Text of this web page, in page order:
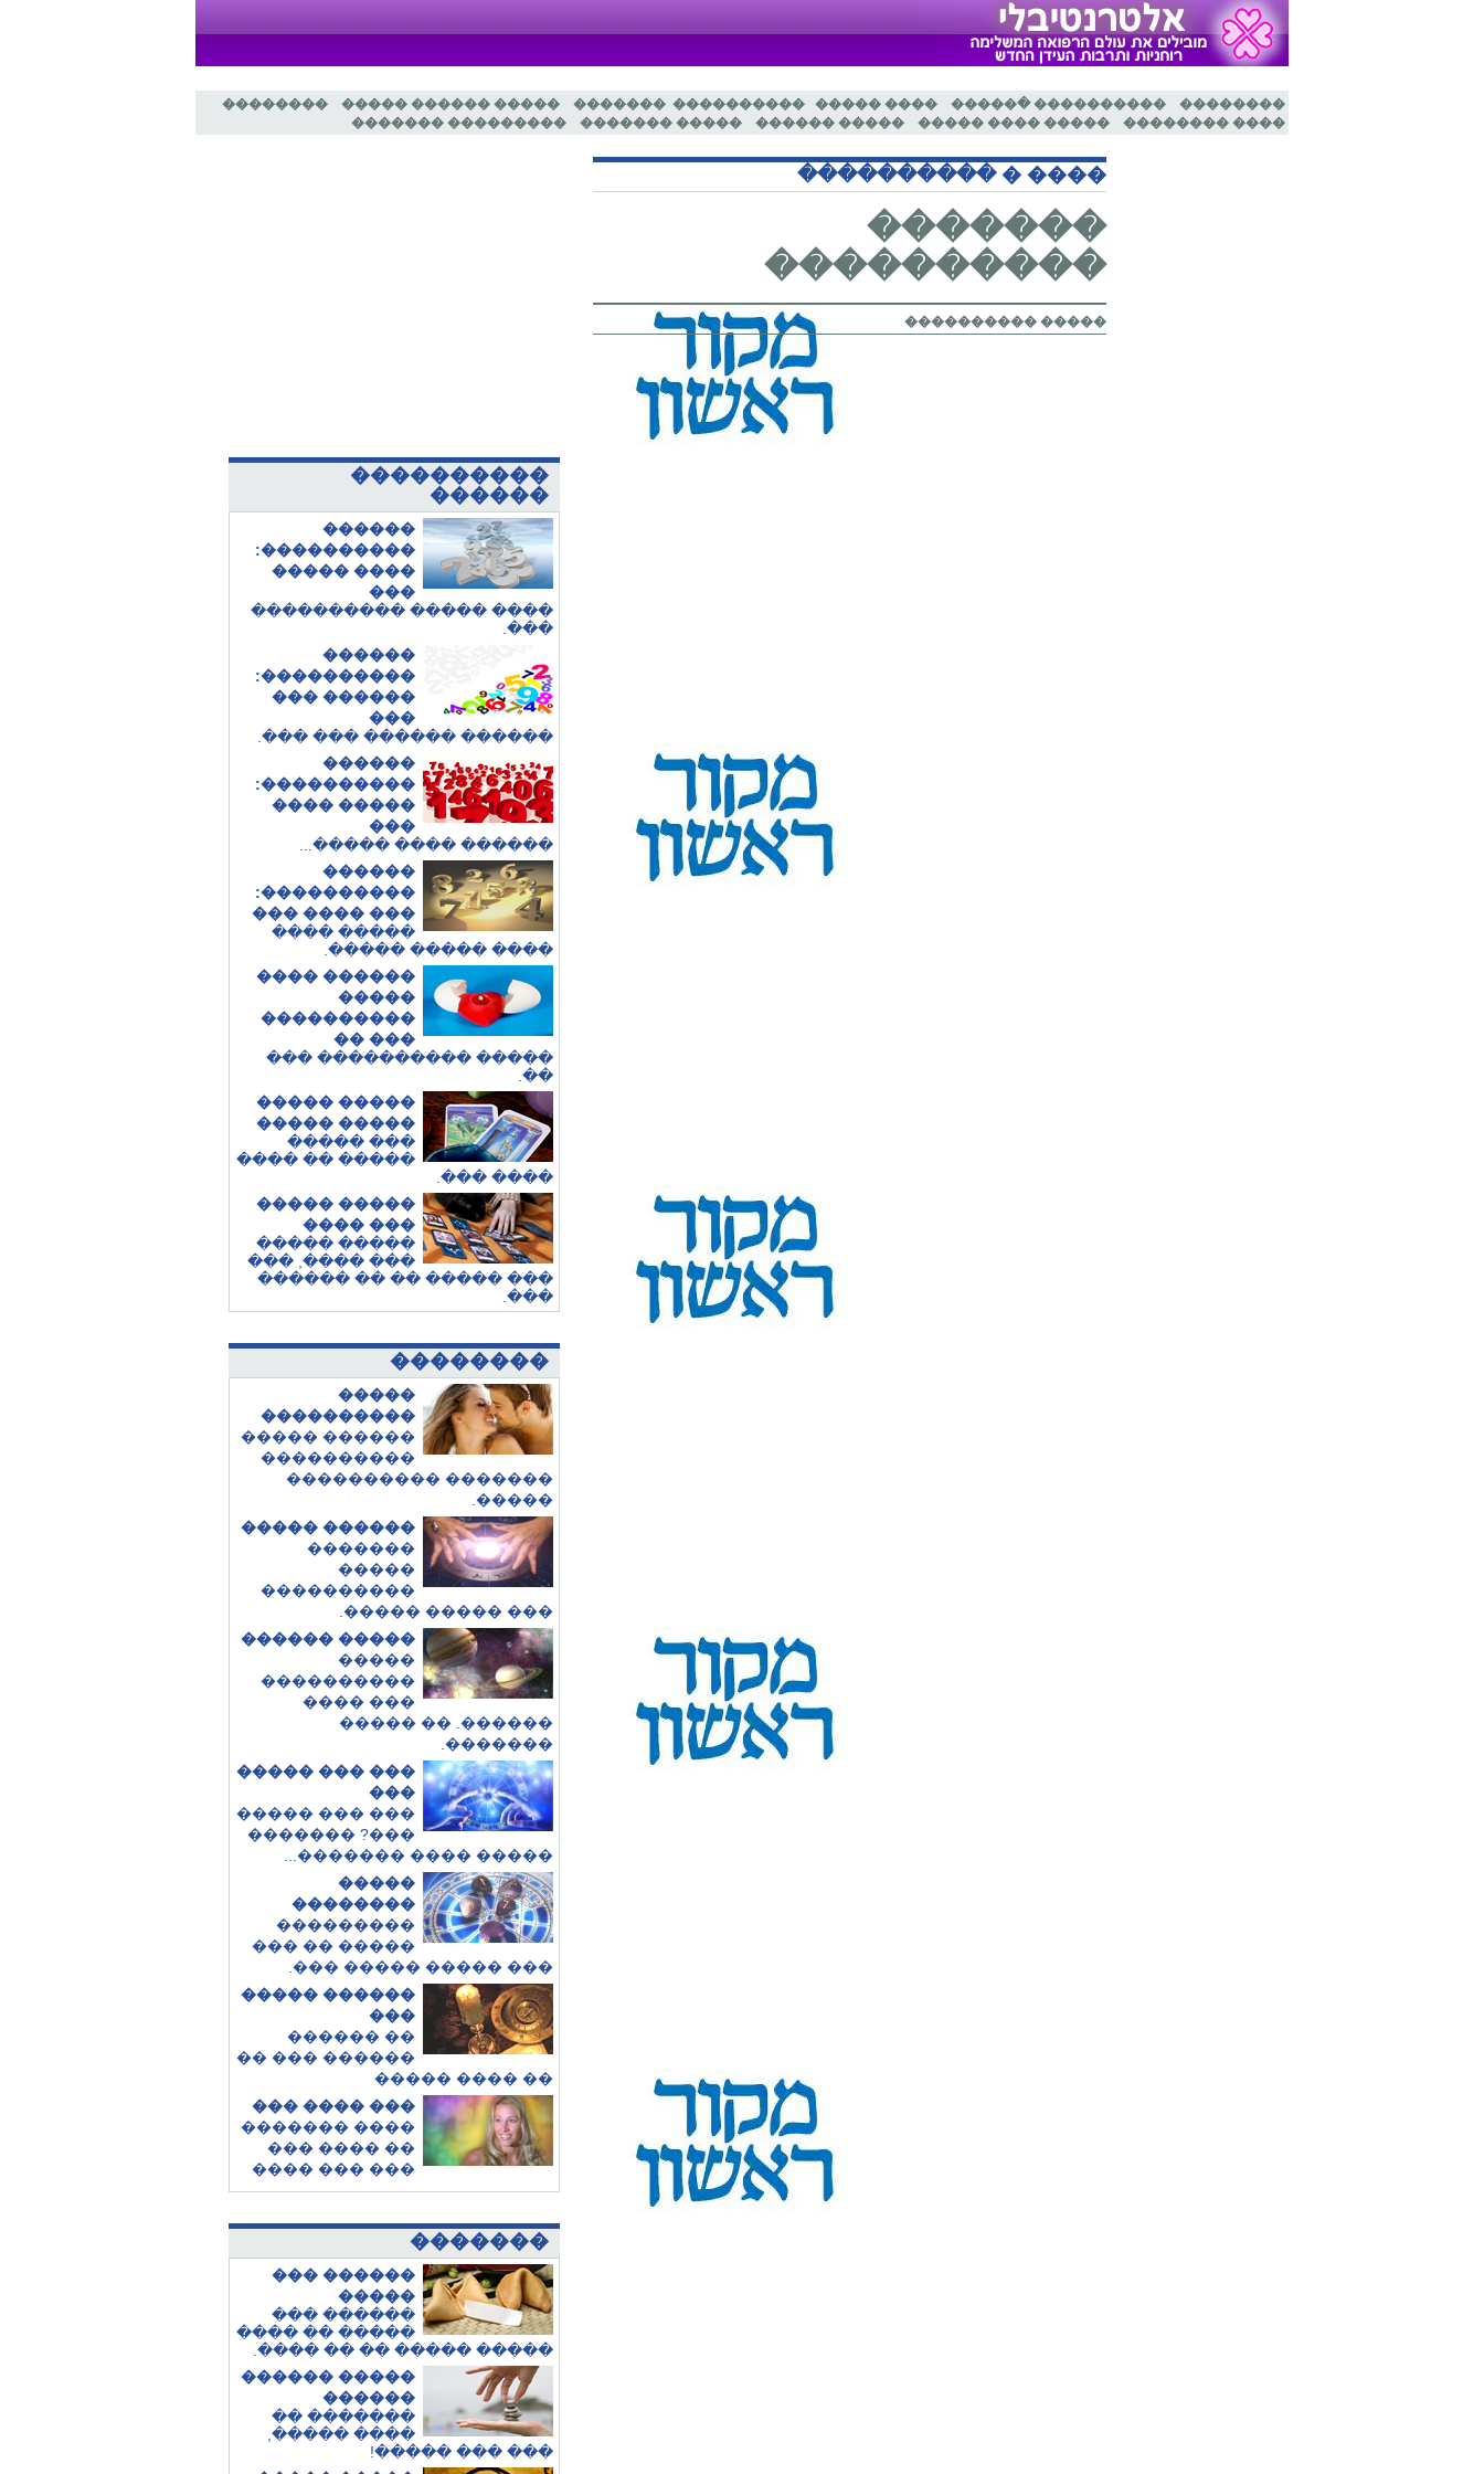
��������
����������
�
�����
���� �����
����������
�������
����� ������ �����
��������
���� ��������
����� ���� �����
����� ������
����� �������
��������� �������
����
�
����������
�������
����������
����� ����������
����������
�
�����
������
����������:
���� �����
���
���� ����� ����������
���.
������
����������:
������ ���
���
������ ������ ��� ���
������
����������:
����� ����
���
������ ���� �����..
������
����������:
��� ���� ���
����� ����
���� ����� �����
������ ����
�����
����������
��� ��
����� ���������� ���
��
����� �����
����� �����
��� �����
����� �� ����
���� ���
����� �����
��� ����
����� �����
��� ����, ���
��� ����� �� �� ������
���
��������
�����
����������
������ �����
����������
������� ����������
�����.
������ �����
�������
�����
����������
��� ����� �����.
����� ������
�����
����������
��� ����
������. �� �����
�������.
��� ��� �����
���
��� ��� �����
���? �������
����� ���� �������...
�����
��������
���������
����� �� ���
��� ����� ����� ���.
������ �����
���
�� ������
������ ��� ��
�� ���� �����
��� ���� ���
���� �������
�� ���� ���
��� ��� ����
�������
������ ���
�����
������ ���
����� �� ����
����� ����� �� �� ����
����� ������
������
������� ��
���� �����,
��� ��� �����
!